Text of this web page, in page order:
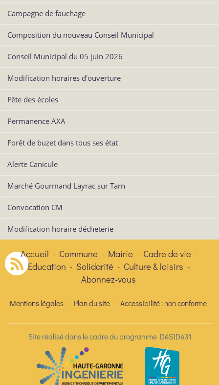
Campagne de fauchage
Composition du nouveau Conseil Municipal
Conseil Municipal du 05 juin 2026
Modification horaires d'ouverture
Fête des écoles
Permanence AXA
Forêt de buzet dans tous ses état
Alerte Canicule
Marché Gourmand Layrac sur Tarn
Convocation CM
Modification horaire décheterie
Accueil - Commune - Mairie - Cadre de vie -
Education - Solidarité - Culture & loisirs -
Abonnez-vous
Mentions légales - Plan du site - Accessibilité : non conforme
Site réalisé dans le cadre du programme DéSIDé31